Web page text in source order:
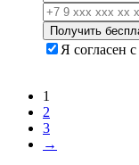
Я согласен с
1
2
3
→